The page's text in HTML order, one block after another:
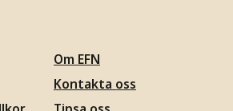
Om EFN
Kontakta oss